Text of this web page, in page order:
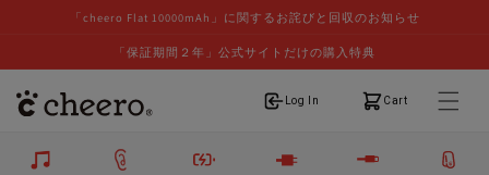
「cheero Flat 10000mAh」に関するお詫びと回収のお知らせ
「保証期間２年」公式サイトだけの購入特典
Log In
ログイン Cart
カート